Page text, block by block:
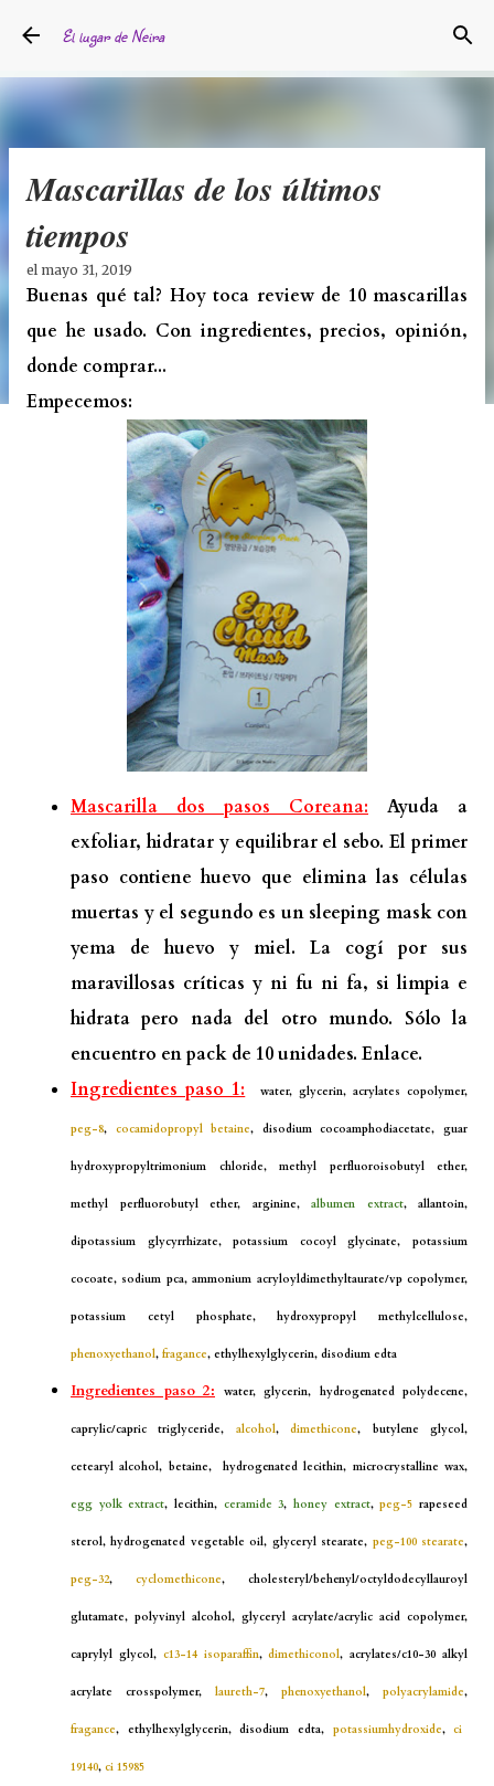
El lugar de Neira
Mascarillas de los últimos
tiempos
el mayo 31, 2019
Buenas qué tal? Hoy toca review de 10 mascarillas
que he usado. Con ingredientes, precios, opinión,
donde comprar...
Empecemos:
Mascarilla dos pasos Coreana: Ayuda a
exfoliar, hidratar y equilibrar el sebo. El primer
paso contiene huevo que elimina las células
muertas y el segundo es un sleeping mask con
yema de huevo y miel. La cogí por sus
maravillosas críticas y ni fu ni fa, si limpia e
hidrata pero nada del otro mundo. Sólo la
encuentro en pack de 10 unidades. Enlace.
Ingredientes paso 1:
water, glycerin, acrylates copolymer,
peg-8, cocamidopropyl betaine, disodium cocoamphodiacetate, guar
hydroxypropyltrimonium chloride, methyl perfluoroisobutyl ether,
methyl perfluorobutyl ether, arginine, albumen extract, allantoin,
dipotassium glycyrrhizate, potassium cocoyl glycinate, potassium
cocoate, sodium pca, ammonium acryloyldimethyltaurate/vp copolymer,
potassium cetyl phosphate, hydroxypropyl methylcellulose,
phenoxyethanol, fragance, ethylhexylglycerin, disodium edta
Ingredientes paso 2: water, glycerin, hydrogenated polydecene,
caprylic/capric triglyceride, alcohol,dimethicone, butylene glycol,
cetearyl alcohol, betaine, hydrogenated lecithin, microcrystalline wax,
egg yolk extract, lecithin, ceramide 3,honey extract,peg-5 rapeseed
sterol, hydrogenated vegetable oil, glyceryl stearate, peg-100 stearate,
peg-32, cyclomethicone, cholesteryl/behenyl/octyldodecyllauroyl
glutamate, polyvinyl alcohol, glyceryl acrylate/acrylic acid copolymer,
caprylyl glycol, c13-14 isoparaffin,dimethiconol, acrylates/c10-30 alkyl
acrylate crosspolymer, laureth-7, phenoxyethanol, polyacrylamide,
fragance, ethylhexylglycerin, disodium edta, potassiumhydroxide,ci
19140, ci 15985